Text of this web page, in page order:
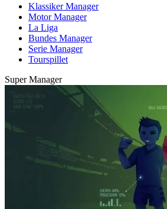
Klassiker Manager
Motor Manager
La Liga
Bundes Manager
Serie Manager
Tourspillet
Super Manager